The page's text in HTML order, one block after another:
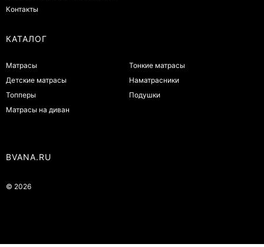
Контакты
КАТАЛОГ
Матрасы
Детские матрасы
Топперы
Матрасы на диван
Тонкие матрасы
Наматрасники
Подушки
BVANA.RU
© 2026